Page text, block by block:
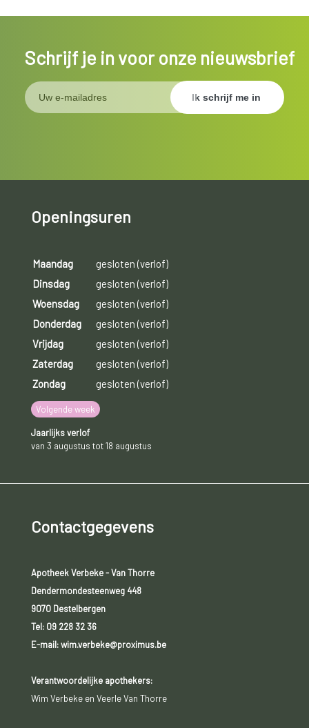
Schrijf je in voor onze nieuwsbrief
Openingsuren
Maandag
gesloten (verlof)
Dinsdag
gesloten (verlof)
Woensdag
gesloten (verlof)
Donderdag
gesloten (verlof)
Vrijdag
gesloten (verlof)
Zaterdag
gesloten (verlof)
Zondag
gesloten (verlof)
Volgende week
Jaarlijks verlof
van 3 augustus tot 18 augustus
Contactgegevens
Apotheek Verbeke - Van Thorre
Dendermondesteenweg 448
9070 Destelbergen
Tel: 09 228 32 36
E-mail: wim.verbeke@proximus.be
Verantwoordelijke apothekers:
Wim Verbeke en Veerle Van Thorre